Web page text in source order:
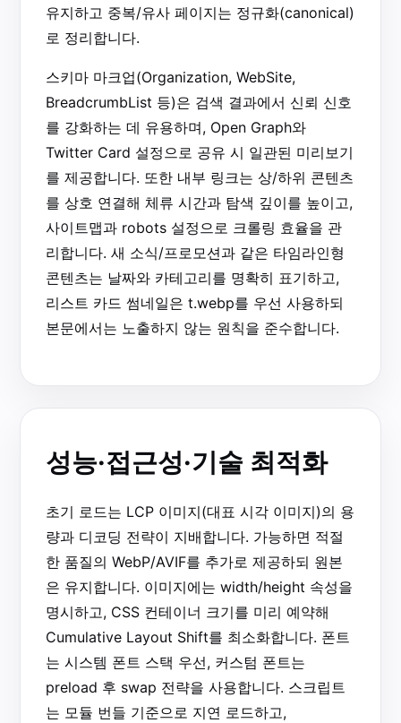
유지하고 중복/유사 페이지는 정규화(canonical)
로 정리합니다.
스키마 마크업(Organization, WebSite,
BreadcrumbList 등)은 검색 결과에서 신뢰 신호
를 강화하는 데 유용하며, Open Graph와
Twitter Card 설정으로 공유 시 일관된 미리보기
를 제공합니다. 또한 내부 링크는 상/하위 콘텐츠
를 상호 연결해 체류 시간과 탐색 깊이를 높이고,
사이트맵과 robots 설정으로 크롤링 효율을 관
리합니다. 새 소식/프로모션과 같은 타임라인형
콘텐츠는 날짜와 카테고리를 명확히 표기하고,
리스트 카드 썸네일은 t.webp를 우선 사용하되
본문에서는 노출하지 않는 원칙을 준수합니다.
성능·접근성·기술 최적화
초기 로드는 LCP 이미지(대표 시각 이미지)의 용
량과 디코딩 전략이 지배합니다. 가능하면 적절
한 품질의 WebP/AVIF를 추가로 제공하되 원본
은 유지합니다. 이미지에는 width/height 속성을
명시하고, CSS 컨테이너 크기를 미리 예약해
Cumulative Layout Shift를 최소화합니다. 폰트
는 시스템 폰트 스택 우선, 커스텀 폰트는
preload 후 swap 전략을 사용합니다. 스크립트
는 모듈 번들 기준으로 지연 로드하고,